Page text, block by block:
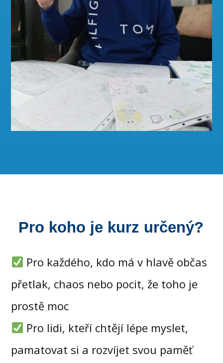
Pro koho je kurz určený?
Pro každého, kdo má v hlavě občas
přetlak, chaos nebo pocit, že toho je
prostě moc
Pro lidi, kteří chtějí lépe myslet,
pamatovat si a rozvíjet svou paměť